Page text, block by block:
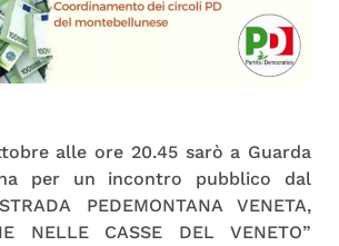
alle ore 20.45 sarò a Guarda
per un incontro pubblico dal
PEDEMONTANA VENETA,
NELLE CASSE DEL VENETO”